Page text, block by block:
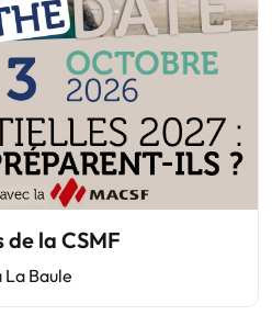
la CSMF
La Baule